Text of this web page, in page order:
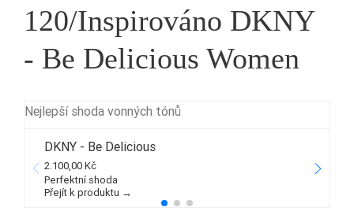
120/Inspirováno DKNY
- Be Delicious Women
Nejlepší shoda vonných tónů
DKNY - Be Delicious
2.100,00 Kč
Perfektní shoda
Přejít k produktu →